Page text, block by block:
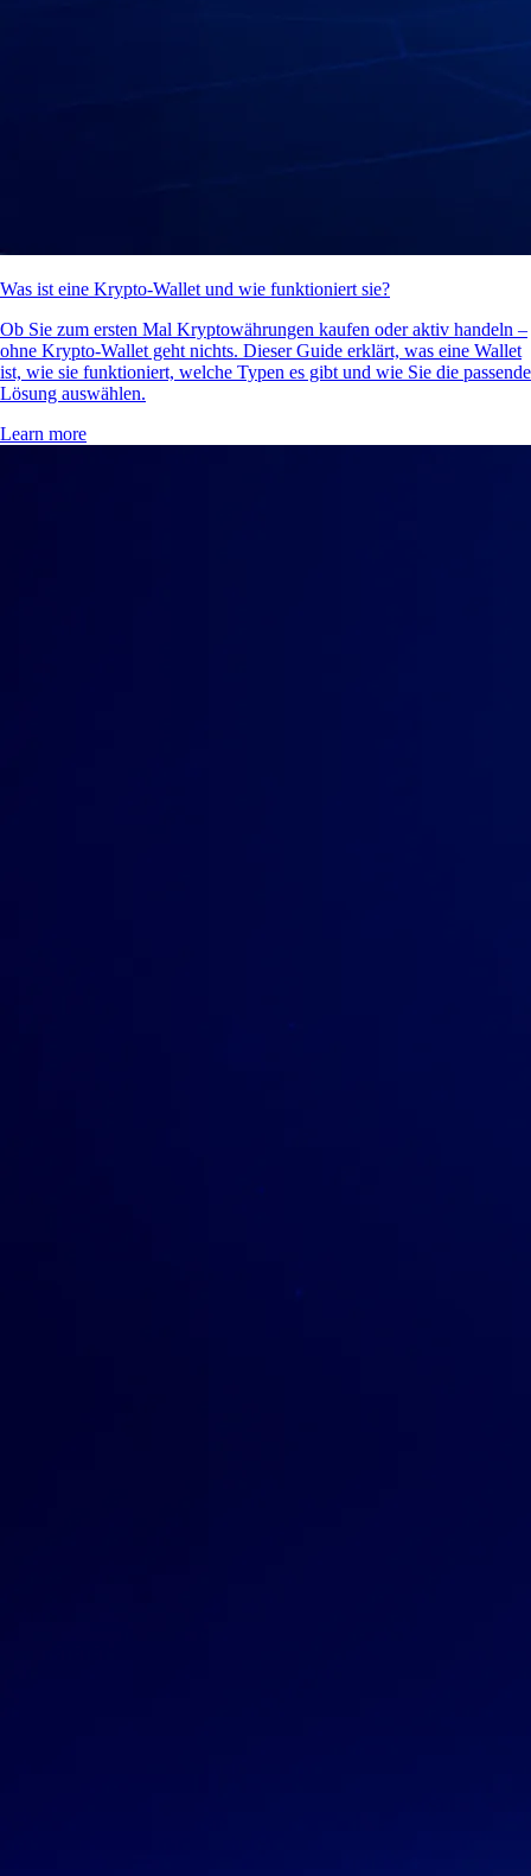
Was ist eine Krypto-Wallet und wie funktioniert sie?
Ob Sie zum ersten Mal Kryptowährungen kaufen oder aktiv handeln –
ohne Krypto-Wallet geht nichts. Dieser Guide erklärt, was eine Wallet
ist, wie sie funktioniert, welche Typen es gibt und wie Sie die passende
Lösung auswählen.
Learn more